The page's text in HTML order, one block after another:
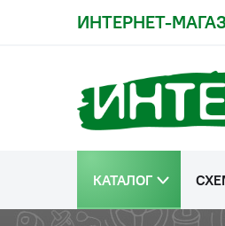
ИНТЕРНЕТ-
КАТАЛОГ